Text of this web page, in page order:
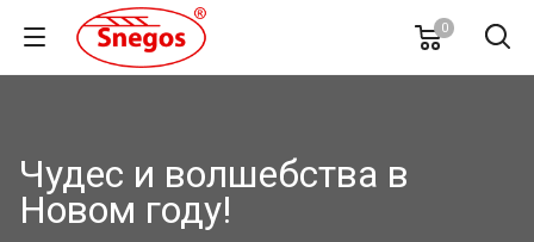
0
Чудес и волшебства в
Новом году!